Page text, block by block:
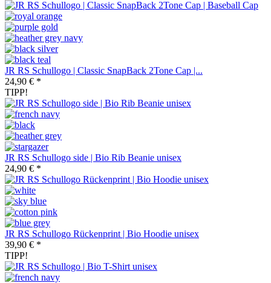
JR RS Schullogo | Classic SnapBack 2Tone Cap |...
24,90 € *
TIPP!
JR RS Schullogo side | Bio Rib Beanie unisex
24,90 € *
JR RS Schullogo Rückenprint | Bio Hoodie unisex
39,90 € *
TIPP!